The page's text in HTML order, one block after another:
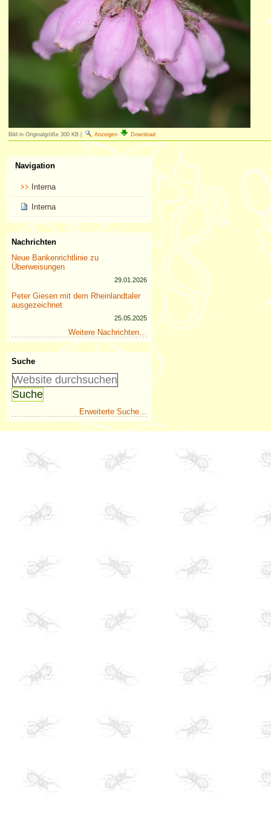
Bild in Originalgröße 300 KB Anzeigen Download
Navigation
Interna
Interna
Nachrichten
Neue Bankenrichtlinie zu
Überweisungen
29.01.2026
Peter Giesen mit dem Rheinlandtaler
ausgezeichnet
25.05.2025
Weitere Nachrichten…
Suche
Erweiterte Suche…